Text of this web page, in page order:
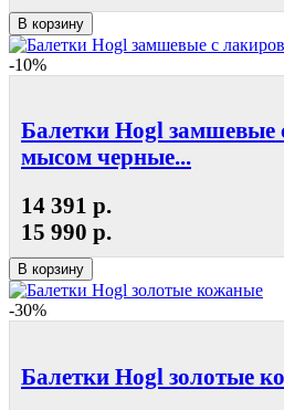
В корзину
-10%
Балетки Hogl
мысом черные...
14 391 р.
15 990 р.
В корзину
-30%
Балетки Hogl золотые